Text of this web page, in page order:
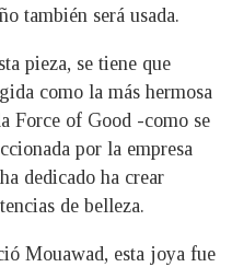
también será usada.
pieza, se tiene que
como la más hermosa
Force of Good -como se
por la empresa
dedicado ha crear
de belleza.
Mouawad, esta joya fue